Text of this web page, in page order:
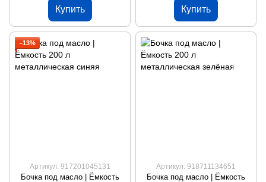
Купить Купить
−13%
Артикул: 917201045131
Бочка под масло | Ёмкость
Артикул: 918711134651
Бочка под масло | Ёмкость